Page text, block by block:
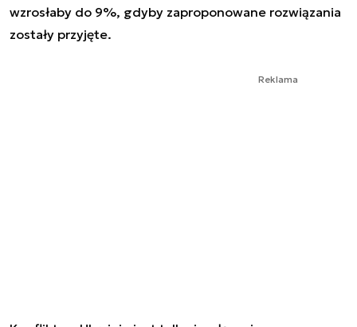
wzrosłaby do 9%, gdyby zaproponowane rozwiązania
zostały przyjęte.
Reklama